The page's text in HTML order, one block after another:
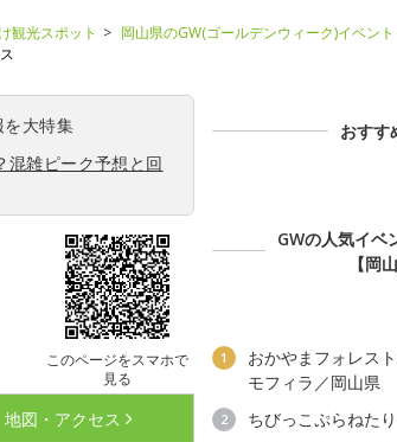
観光スポット
岡山県のGW(ゴールデンウィーク)イベン
を大特集
混雑ピーク予想と回
このページをスマホで
見る
地図・アクセス
おすす
GWの人気イベ
【岡
1
おかやまフォレス
モフィラ／岡山県
2 ちびっこぷらねた